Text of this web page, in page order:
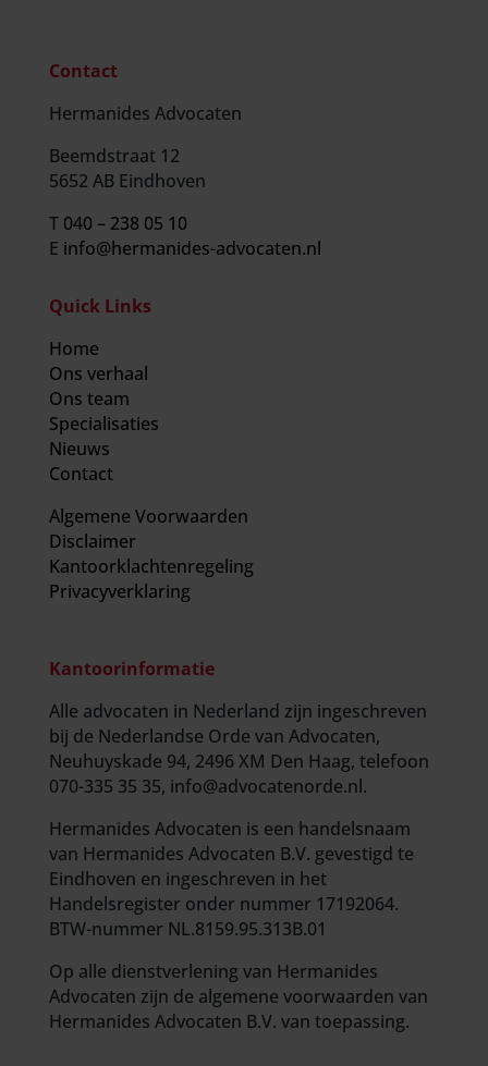
Contact
Hermanides Advocaten
Beemdstraat 12
5652 AB Eindhoven
T040 – 238 05 10
E info@hermanides-advocaten.nl
Quick Links
Home
Ons verhaal
Ons team
Specialisaties
Nieuws
Contact
Algemene Voorwaarden
Disclaimer
Kantoorklachtenregeling
Privacyverklaring
Kantoorinformatie
Alle advocaten in Nederland zijn ingeschreven
bij de Nederlandse Orde van Advocaten,
Neuhuyskade 94, 2496 XM Den Haag, telefoon
070-335 35 35, info@advocatenorde.nl.
Hermanides Advocaten is een handelsnaam
van Hermanides Advocaten B.V. gevestigd te
Eindhoven en ingeschreven in het
Handelsregister onder nummer 17192064.
BTW-nummer NL.8159.95.313B.01
Op alle dienstverlening van Hermanides
Advocaten zijn de algemene voorwaarden van
Hermanides Advocaten B.V. van toepassing.